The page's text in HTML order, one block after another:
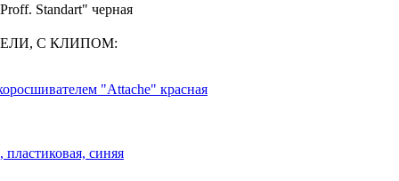
Standart" черная
С КЛИПОМ:
"Attache" красная
синяя